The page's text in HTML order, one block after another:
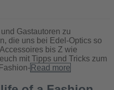
Gastautoren zu
die uns bei Edel-Optics so
bis Z wie
mit Tipps und Tricks zum
Read more